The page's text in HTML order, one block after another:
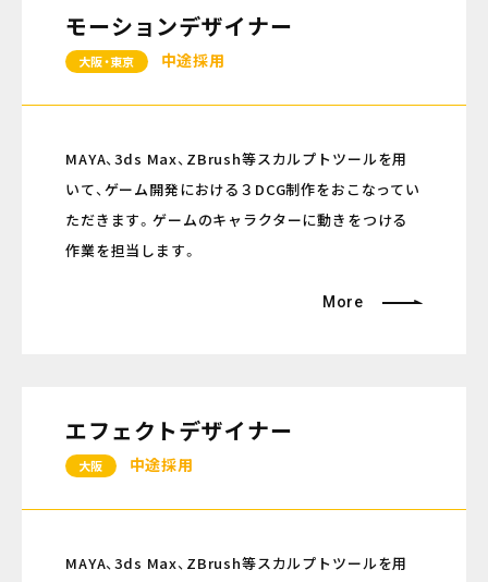
モーションデザイナー
大阪・東京 中途採用
MAYA、3ds Max、ZBrush等スカルプトツールを用
いて、ゲーム開発における３DCG制作をおこなってい
ただきます。ゲームのキャラクターに動きをつける
作業を担当します。
More
エフェクトデザイナー
大阪 中途採用
MAYA、3ds Max、ZBrush等スカルプトツールを用